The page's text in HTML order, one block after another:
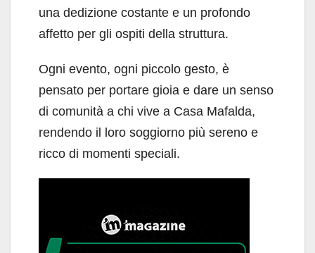
una dedizione costante e un profondo
affetto per gli ospiti della struttura.
Ogni evento, ogni piccolo gesto, è
pensato per portare gioia e dare un senso
di comunità a chi vive a Casa Mafalda,
rendendo il loro soggiorno più sereno e
ricco di momenti speciali.